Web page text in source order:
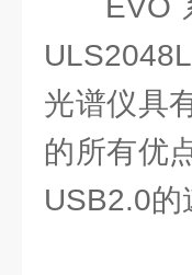
光谱仪具
的所有优
USB2.0的